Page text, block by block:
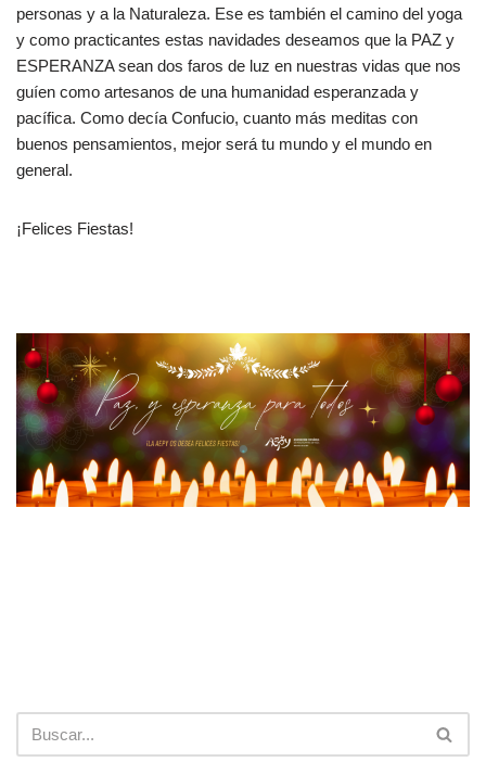
personas y a la Naturaleza. Ese es también el camino del yoga
y como practicantes estas navidades deseamos que la PAZ y
ESPERANZA sean dos faros de luz en nuestras vidas que nos
guíen como artesanos de una humanidad esperanzada y
pacífica. Como decía Confucio, cuanto más meditas con
buenos pensamientos, mejor será tu mundo y el mundo en
general.
¡Felices Fiestas!